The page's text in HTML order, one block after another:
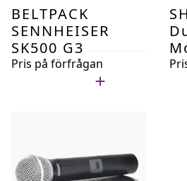
BELTPACK
SENNHEISER
SK500 G3
Pris på förfrågan